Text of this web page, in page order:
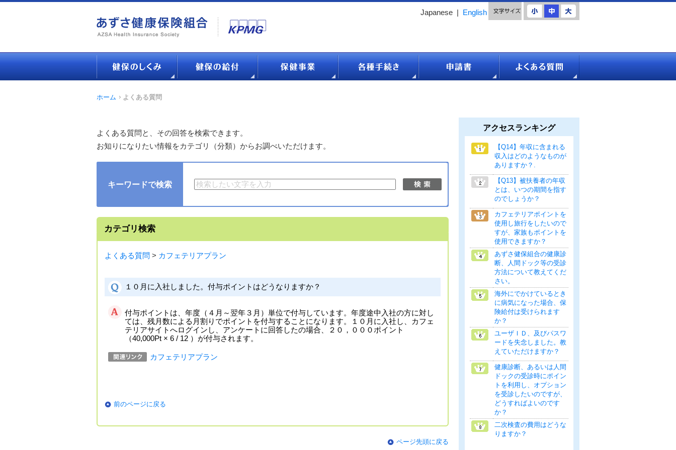
Japanese English
ホーム よくある質問
よくある質問と、その回答を検索できます。
お知りになりたい情報をカテゴリ（分類）からお調べいただけます。
キーワードで検索
カテゴリ検索
よくある質問 > カフェテリアプラン
１０月に入社しました。付与ポイントはどうなりますか？
付与ポイントは、年度（４月～翌年３月）単位で付与しています。年度途中入社の方に対し
ては、残月数による月割りでポイントを付与することになります。１０月に入社し、カフェ
テリアサイトへログインし、アンケートに回答したの場合、２０，０００ポイント
（40,000Pt × 6 / 12 ）が付与されます。
カフェテリアプラン
前のページに戻る
ページ先頭に戻る
アクセスランキング
【Q14】年収に含まれる
収入はどのようなものが
ありますか？.
【Q13】被扶養者の年収
とは、いつの期間を指す
のでしょうか？
カフェテリアポイントを
使用し旅行をしたいので
すが、家族もポイントを
使用できますか？
あずさ健保組合の健康診
断、人間ドック等の受診
方法について教えてくだ
さい。
海外にでかけているとき
に病気になった場合、保
険給付は受けられます
か？
ユーザＩＤ、及びパスワ
ードを失念しました。教
えていただけますか？
健康診断、あるいは人間
ドックの受診時にポイン
トを利用し、オプション
を受診したいのですが、
どうすればよいのです
か？
二次検査の費用はどうな
りますか？